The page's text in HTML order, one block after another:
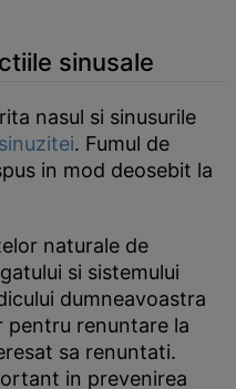
sinusale
nasul si sinusurile
. Fumul de
in mod deosebit la
naturale de
si sistemului
dumneavoastra
pentru renuntare la
sa renuntati.
in prevenirea